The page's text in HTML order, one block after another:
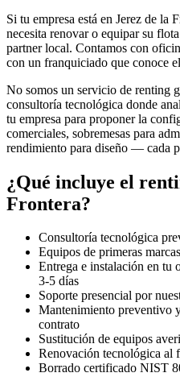
Si tu empresa está en Jerez de la
necesita renovar o equipar su
partner local. Contamos con
con un franquiciado que conoce
No somos un servicio de renting
consultoría tecnológica donde
tu empresa para proponer la
comerciales, sobremesas para
rendimiento para diseño — cada
¿Qué incluye el
Frontera?
Consultoría tecnológica
Equipos de primeras
Entrega e instalación en tu
3-5 días
Soporte presencial por
Mantenimiento preventivo
contrato
Sustitución de equipos
Renovación tecnológica al
Borrado certificado NIST